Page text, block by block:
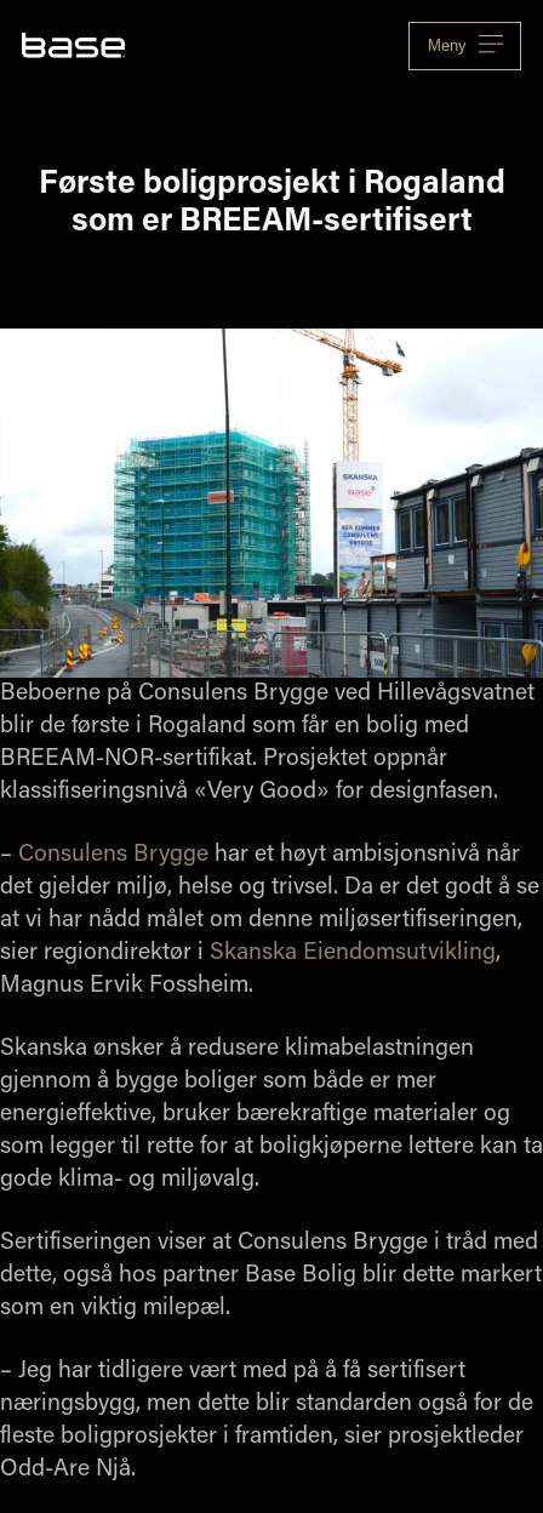
Meny
Første boligprosjekt i Rogaland
som er BREEAM-sertifisert
Beboerne på Consulens Brygge ved Hillevågsvatnet
blir de første i Rogaland som får en bolig med
BREEAM-NOR-sertifikat. Prosjektet oppnår
klassifiseringsnivå «Very Good» for designfasen.
– Consulens Brygge har et høyt ambisjonsnivå når
det gjelder miljø, helse og trivsel. Da er det godt å se
at vi har nådd målet om denne miljøsertifiseringen,
sier regiondirektør i Skanska Eiendomsutvikling,
Magnus Ervik Fossheim.
Skanska ønsker å redusere klimabelastningen
gjennom å bygge boliger som både er mer
energieffektive, bruker bærekraftige materialer og
som legger til rette for at boligkjøperne lettere kan ta
gode klima- og miljøvalg.
Sertifiseringen viser at Consulens Brygge i tråd med
dette, også hos partner Base Bolig blir dette markert
som en viktig milepæl.
– Jeg har tidligere vært med på å få sertifisert
næringsbygg, men dette blir standarden også for de
fleste boligprosjekter i framtiden, sier prosjektleder
Odd-Are Njå.